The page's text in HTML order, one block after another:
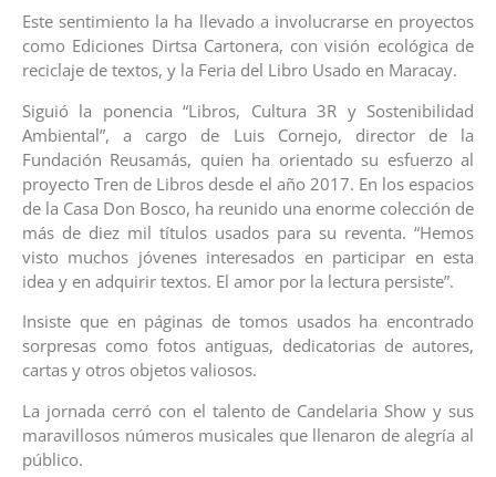
Este sentimiento la ha llevado a involucrarse en proyectos
como Ediciones Dirtsa Cartonera, con visión ecológica de
reciclaje de textos, y la Feria del Libro Usado en Maracay.
Siguió la ponencia “Libros, Cultura 3R y Sostenibilidad
Ambiental”, a cargo de Luis Cornejo, director de la
Fundación Reusamás, quien ha orientado su esfuerzo al
proyecto Tren de Libros desde el año 2017. En los espacios
de la Casa Don Bosco, ha reunido una enorme colección de
más de diez mil títulos usados para su reventa. “Hemos
visto muchos jóvenes interesados en participar en esta
idea y en adquirir textos. El amor por la lectura persiste”.
Insiste que en páginas de tomos usados ha encontrado
sorpresas como fotos antiguas, dedicatorias de autores,
cartas y otros objetos valiosos.
La jornada cerró con el talento de Candelaria Show y sus
maravillosos números musicales que llenaron de alegría al
público.